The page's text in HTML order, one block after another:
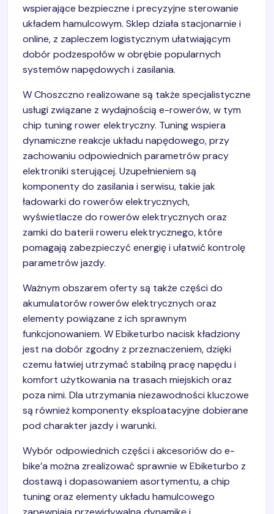
wspierające bezpieczne i precyzyjne sterowanie
układem hamulcowym. Sklep działa stacjonarnie i
online, z zapleczem logistycznym ułatwiającym
dobór podzespołów w obrębie popularnych
systemów napędowych i zasilania.
W Choszczno realizowane są także specjalistyczne
usługi związane z wydajnością e-rowerów, w tym
chip tuning rower elektryczny. Tuning wspiera
dynamiczne reakcje układu napędowego, przy
zachowaniu odpowiednich parametrów pracy
elektroniki sterującej. Uzupełnieniem są
komponenty do zasilania i serwisu, takie jak
ładowarki do rowerów elektrycznych,
wyświetlacze do rowerów elektrycznych oraz
zamki do baterii roweru elektrycznego, które
pomagają zabezpieczyć energię i ułatwić kontrolę
parametrów jazdy.
Ważnym obszarem oferty są także części do
akumulatorów rowerów elektrycznych oraz
elementy powiązane z ich sprawnym
funkcjonowaniem. W Ebiketurbo nacisk kładziony
jest na dobór zgodny z przeznaczeniem, dzięki
czemu łatwiej utrzymać stabilną pracę napędu i
komfort użytkowania na trasach miejskich oraz
poza nimi. Dla utrzymania niezawodności kluczowe
są również komponenty eksploatacyjne dobierane
pod charakter jazdy i warunki.
Wybór odpowiednich części i akcesoriów do e-
bike’a można zrealizować sprawnie w Ebiketurbo z
dostawą i dopasowaniem asortymentu, a chip
tuning oraz elementy układu hamulcowego